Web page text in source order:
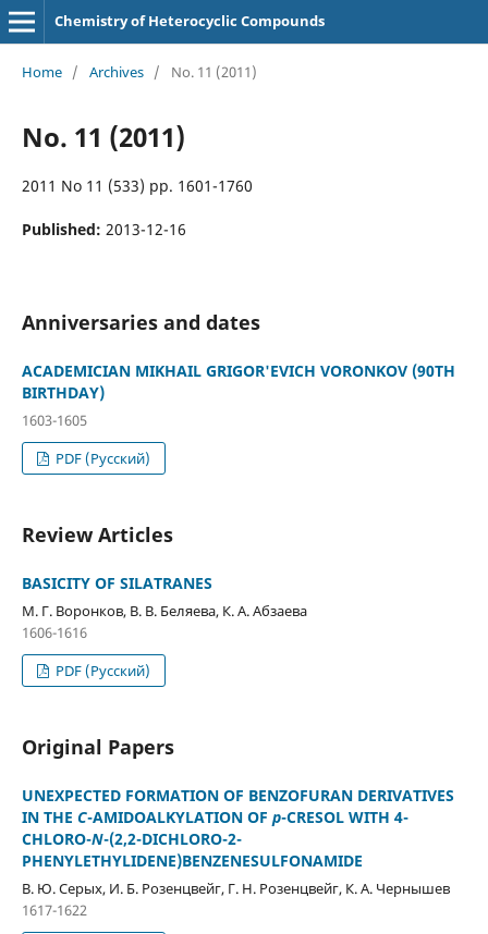
Chemistry of Heterocyclic Compounds
Home / Archives / No. 11 (2011)
No. 11 (2011)
2011 No 11 (533) pp. 1601-1760
Published: 2013-12-16
Anniversaries and dates
ACADEMICIAN MIKHAIL GRIGOR'EVICH VORONKOV (90TH
BIRTHDAY)
1603-1605
PDF (Русский)
Review Articles
BASICITY OF SILATRANES
М. Г. Воронков, В. В. Беляева, К. А. Абзаева
1606-1616
PDF (Русский)
Original Papers
UNEXPECTED FORMATION OF BENZOFURAN DERIVATIVES
IN THE C-AMIDOALKYLATION OF p-CRESOL WITH 4-
CHLORO-N-(2,2-DICHLORO-2-
PHENYLETHYLIDENE)BENZENESULFONAMIDE
В. Ю. Серых, И. Б. Розенцвейг, Г. Н. Розенцвейг, К. А. Чернышев
1617-1622